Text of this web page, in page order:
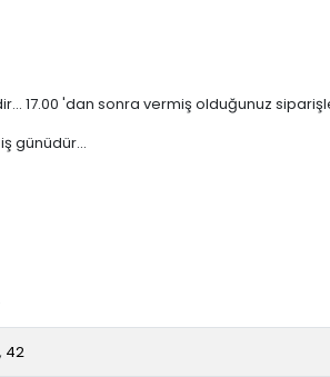
17.00 'dan sonra vermiş olduğunuz
günüdür...
, 42